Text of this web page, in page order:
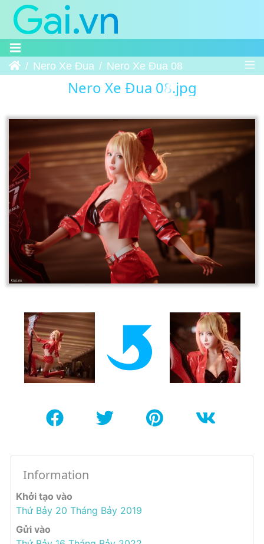
Trang chủNero Xe Đua Nero Xe Đua 08
Nero Xe Đua 08.jpg
Information
Khởi tạo vào
Thứ Bảy 20 Tháng Bảy 2019
Gửi vào